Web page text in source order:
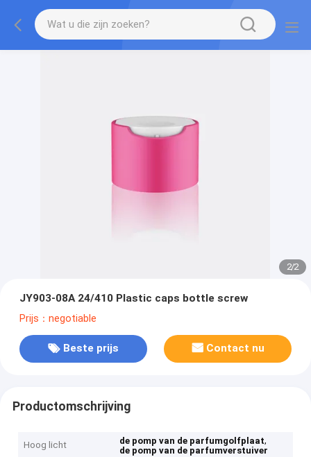
2/2
JY903-08A 24/410 Plastic caps bottle screw
Prijs：negotiable
Beste prijs Contact nu
Productomschrijving
Hoog licht de pomp van de parfumgolfplaat,
de pomp van de parfumverstuiver